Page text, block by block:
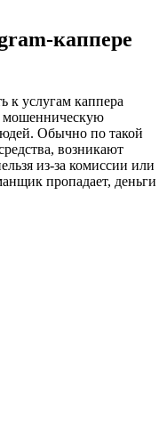
каппере
к услугам каппера
мошенническую
Обычно по такой
возникают
из-за комиссии или
пропадает, деньги